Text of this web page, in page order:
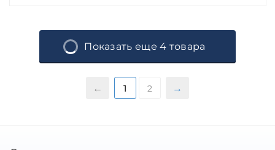
Показать еще 4 товара
1 2